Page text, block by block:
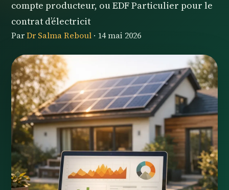
compte producteur, ou EDF Particulier pour le
contrat d’électricit
ParDr Salma Reboul · 14 mai 2026